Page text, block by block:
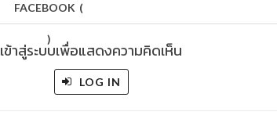
FACEBOOK (
)
เข้าสู่ระบบเพื่อแสดงความคิดเห็น
LOG IN